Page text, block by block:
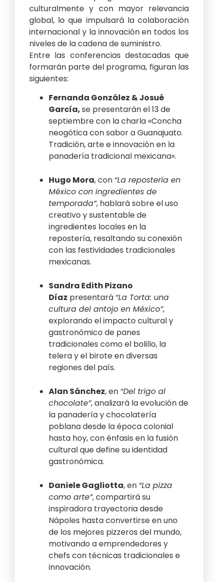
culturalmente y con mayor relevancia
global, lo que impulsará la colaboración
internacional y la innovación en todos los
niveles de la cadena de suministro.
Entre las conferencias destacadas que
formarán parte del programa, figuran las
siguientes:
Fernanda González & Josué
García,se presentarán el 13 de
septiembre con la charla «Concha
neogótica con sabor a Guanajuato.
Tradición, arte e innovación en la
panadería tradicional mexicana».
Hugo Mora, con “La repostería en
México con ingredientes de
temporada”, hablará sobre el uso
creativo y sustentable de
ingredientes locales en la
repostería, resaltando su conexión
con las festividades tradicionales
mexicanas.
Sandra Edith Pizano
Díaz presentará “La Torta: una
cultura del antojo en México”,
explorando el impacto cultural y
gastronómico de panes
tradicionales como el bolillo, la
telera y el birote en diversas
regiones del país.
Alan Sánchez, en “Del trigo al
chocolate”, analizará la evolución de
la panadería y chocolatería
poblana desde la época colonial
hasta hoy, con énfasis en la fusión
cultural que define su identidad
gastronómica.
Daniele Gagliotta, en “La pizza
como arte”, compartirá su
inspiradora trayectoria desde
Nápoles hasta convertirse en uno
de los mejores pizzeros del mundo,
motivando a emprendedores y
chefs con técnicas tradicionales e
innovación.